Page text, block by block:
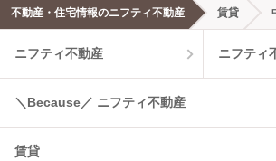
不動産・住宅情報のニフティ不動産 賃貸
ニフティ不動産 ニフティ
＼Because／ ニフティ不動産
賃貸